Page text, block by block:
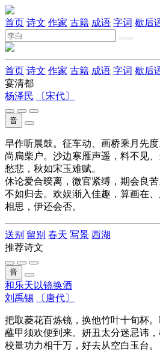
首页 诗文 作家 古籍 成语 字词 歇后
首页 诗文 作家 古籍 成语 字词 歇后
宴清都
杨泽民
〔宋代〕
音
早作听晨鼓。征车动、画桥乘月先
尚扃柴户。沙边寒雁声遥，料不见
愁悲，秋如宋玉难赋。
休论爱合暌离，微官紧缚，期会良
不如归去。欢娱渐入佳趣，算画在
相思，伊还会否。
送别 留别 春天 写景 西湖
推荐诗文
音
和乐天以镜换酒
刘禹锡
〔唐代〕
把取菱花百炼镜，换他竹叶十旬杯。
蘸甲须欢便到来。妍丑太分迷忌讳，
校量功力相千万，好去从空白玉台。